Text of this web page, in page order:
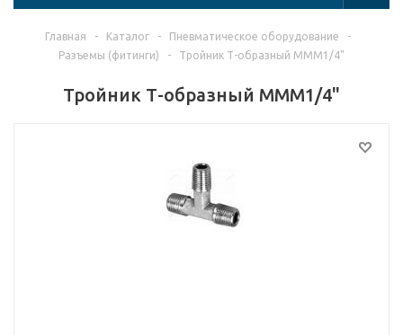
Главная - Каталог - Пневматическое оборудование
-
Разъемы (фитинги)
- Тройник Т-образный MMM1/4"
Тройник Т-образный MMM1/4"